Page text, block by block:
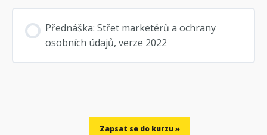
Přednáška: Střet marketérů a ochrany
osobních údajů, verze 2022